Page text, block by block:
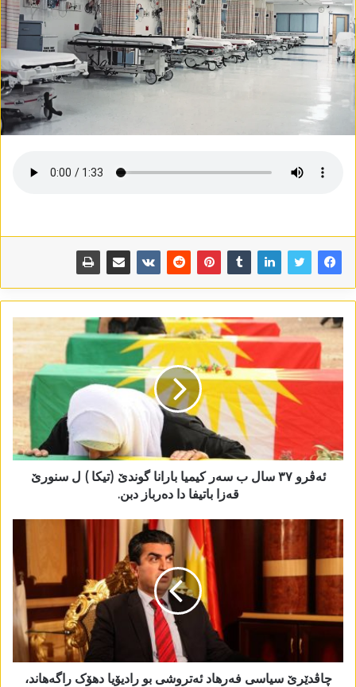
ئەڤرو ٣٧ سال ب سەر کیمیا بارانا گوندێ (تیکا ) ل سنورێ
قەزا باتیفا دا دەرباز دبن.
چاڤدێرێ سیاسی فەرھاد ئەتروشی بو رادیۆیا دھۆک راگەھاند،